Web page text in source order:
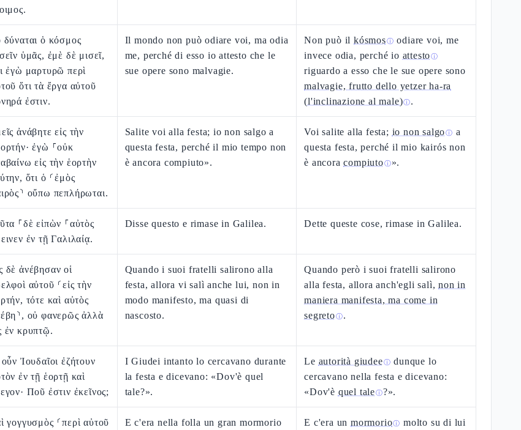
δύναται ὁ κόσμος
ὑμᾶς, ἐμὲ δὲ μισεῖ,
ἐγὼ μαρτυρῶ περὶ
ὅτι τὰ ἔργα αὐτοῦ
ἐστιν.
Il mondo non può odiare voi, ma odia
me, perché di esso io attesto che le
sue opere sono malvagie.
Non può ilkósmosⓘ odiare voi, me
invece odia, perché io attestoⓘ
riguardo a esso che le sue opere sono
malvagie, frutto dello yetzer ha-ra
(l'inclinazione al male)ⓘ.
ἀνάβητε εἰς τὴν
ἐγὼ ⸀οὐκ
εἰς τὴν ἑορτὴν
ὅτι ὁ ⸂ἐμὸς
οὔπω πεπλήρωται.
Salite voi alla festa; io non salgo a
questa festa, perché il mio tempo non
è ancora compiuto».
Voi salite alla festa; io non salgoⓘ a
questa festa, perché il mio kairós non
è ancoracompiutoⓘ».
⸀δὲ εἰπὼν ⸀αὐτὸς
ἐν τῇ Γαλιλαίᾳ.
Disse questo e rimase in Galilea. Dette queste cose, rimase in Galilea.
δὲ ἀνέβησαν οἱ
αὐτοῦ ⸂εἰς τὴν
τότε καὶ αὐτὸς
οὐ φανερῶς ἀλλὰ
ἐν κρυπτῷ.
Quando i suoi fratelli salirono alla
festa, allora vi salì anche lui, non in
modo manifesto, ma quasi di
nascosto.
Quando però i suoi fratelli salirono
alla festa, allora anch'egli salì,non in
maniera manifesta, ma come in
segretoⓘ.
οὖν Ἰουδαῖοι ἐζήτουν
ἐν τῇ ἑορτῇ καὶ
Ποῦ ἐστιν ἐκεῖνος;
I Giudei intanto lo cercavano durante
la festa e dicevano: «Dov'è quel
tale?».
Le autorità giudeeⓘ dunque lo
cercavano nella festa e dicevano:
«Dov'è quel taleⓘ?».
γογγυσμὸς ⸂περὶ αὐτοῦ
E c'era nella folla un gran mormorio
E c'era unmormorioⓘ molto su di lui